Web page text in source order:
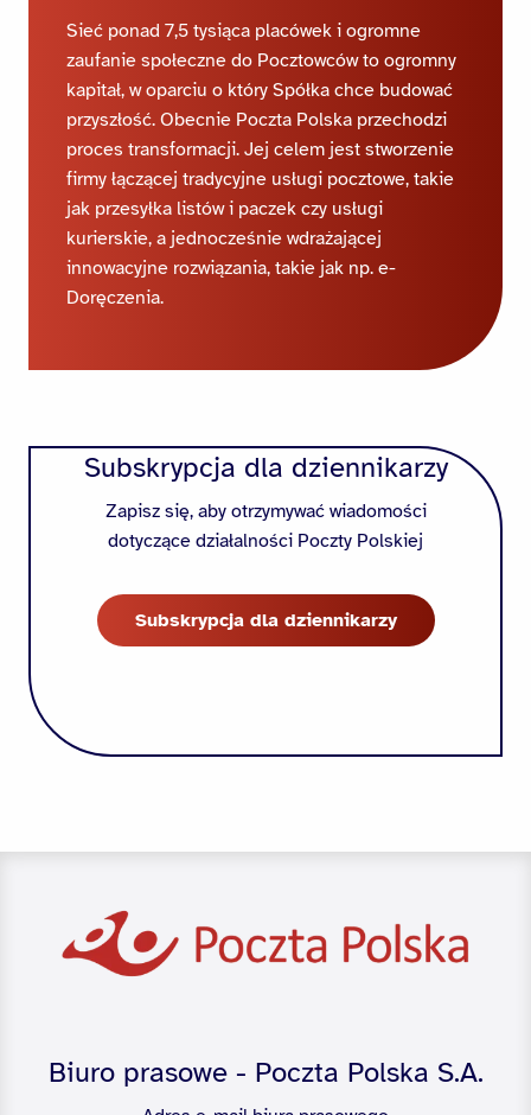
Sieć ponad 7,5 tysiąca placówek i ogromne
zaufanie społeczne do Pocztowców to ogromny
kapitał, w oparciu o który Spółka chce budować
przyszłość. Obecnie Poczta Polska przechodzi
proces transformacji. Jej celem jest stworzenie
firmy łączącej tradycyjne usługi pocztowe, takie
jak przesyłka listów i paczek czy usługi
kurierskie, a jednocześnie wdrażającej
innowacyjne rozwiązania, takie jak np. e-
Doręczenia.
Subskrypcja dla dziennikarzy
Zapisz się, aby otrzymywać wiadomości
dotyczące działalności Poczty Polskiej
Subskrypcja dla dziennikarzy
Biuro prasowe - Poczta Polska S.A.